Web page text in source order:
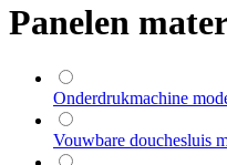
Panelen
Onderdrukmachine
Vouwbare douchesluis